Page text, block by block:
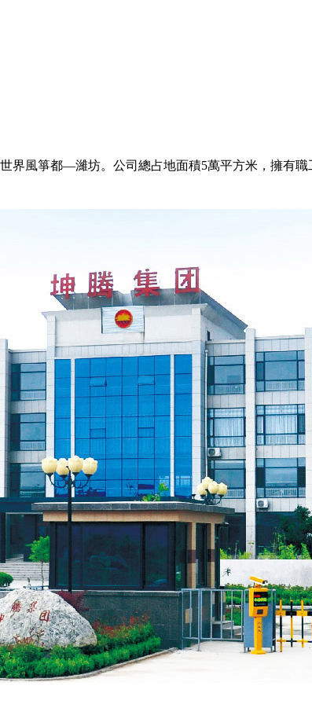
界風箏都—濰坊。公司總占地面積5萬平方米，擁有